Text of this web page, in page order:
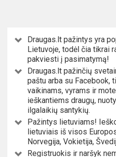
Draugas.lt pažintys yra
Lietuvoje, todėl čia tikrai
pakviesti į pasimatymą!
Draugas.lt pažinčių
paštu arba su Facebook,
vaikinams, vyrams ir
ieškantiems draugų,
ilgalaikių santykių.
Pažintys lietuviams!
lietuviais iš visos
Norvegija, Vokietija,
Registruokis ir naršyk